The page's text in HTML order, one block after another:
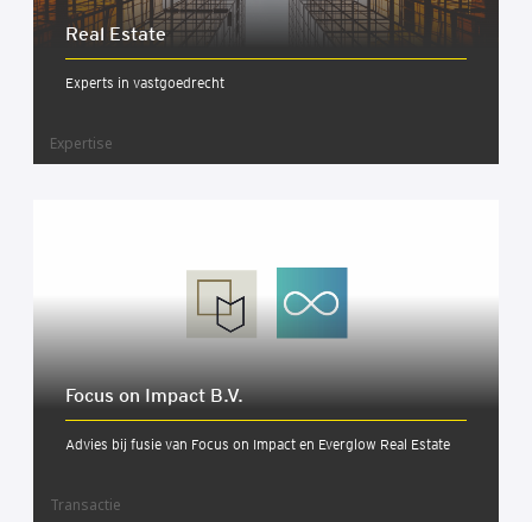
Real Esta­te
Experts in vastgoedrecht
Expertise
Focus on Impact B.V.
Advies bij fusie van Focus on Impact en Everglow Real Estate
Transactie